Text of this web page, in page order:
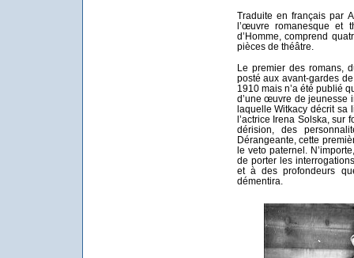
Traduite en français par
l’œuvre romanesque et
d’Homme, comprend
pièces de théâtre.
Le premier des romans,
posté aux avant-gardes
1910 mais n’a été publié
d’une œuvre de jeunesse
laquelle Witkacy décrit sa
l’actrice Irena Solska, sur
dérision, des
Dérangeante, cette
le veto paternel.
de porter les
et à des profondeurs
démentira.